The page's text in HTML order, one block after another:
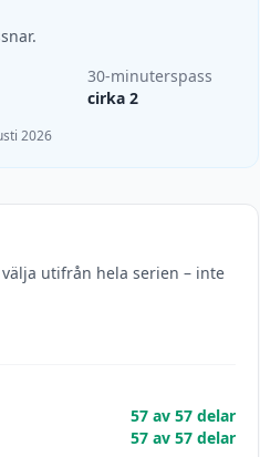
30-minuterspass
cirka 2
2026
utifrån hela serien – inte
57 av 57 delar
57 av 57 delar